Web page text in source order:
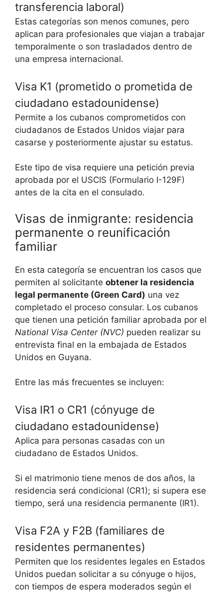
transferencia laboral)
Estas categorías son menos comunes, pero
aplican para profesionales que viajan a trabajar
temporalmente o son trasladados dentro de
una empresa internacional.
Visa K1 (prometido o prometida de
ciudadano estadounidense)
Permite a los cubanos comprometidos con
ciudadanos de Estados Unidos viajar para
casarse y posteriormente ajustar su estatus.
Este tipo de visa requiere una petición previa
aprobada por el USCIS (Formulario I-129F)
antes de la cita en el consulado.
Visas de inmigrante: residencia
permanente o reunificación
familiar
En esta categoría se encuentran los casos que
permiten al solicitante obtener la residencia
legal permanente (Green Card) una vez
completado el proceso consular. Los cubanos
que tienen una petición familiar aprobada por el
National Visa Center (NVC) pueden realizar su
entrevista final en la embajada de Estados
Unidos en Guyana.
Entre las más frecuentes se incluyen:
Visa IR1 o CR1 (cónyuge de
ciudadano estadounidense)
Aplica para personas casadas con un
ciudadano de Estados Unidos.
Si el matrimonio tiene menos de dos años, la
residencia será condicional (CR1); si supera ese
tiempo, será una residencia permanente (IR1).
Visa F2A y F2B (familiares de
residentes permanentes)
Permiten que los residentes legales en Estados
Unidos puedan solicitar a su cónyuge o hijos,
con tiempos de espera moderados según el